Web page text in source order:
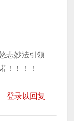
悲妙法引领
！！！！
登录以回复